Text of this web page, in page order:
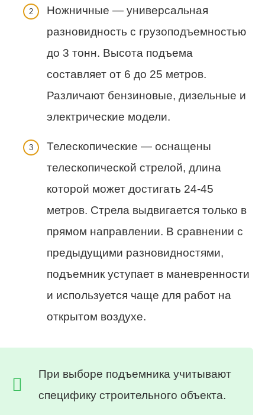
Ножничные — универсальная
разновидность с грузоподъемностью
до 3 тонн. Высота подъема
составляет от 6 до 25 метров.
Различают бензиновые, дизельные и
электрические модели.
Телескопические — оснащены
телескопической стрелой, длина
которой может достигать 24-45
метров. Стрела выдвигается только в
прямом направлении. В сравнении с
предыдущими разновидностями,
подъемник уступает в маневренности
и используется чаще для работ на
открытом воздухе.
При выборе подъемника учитывают
специфику строительного объекта.